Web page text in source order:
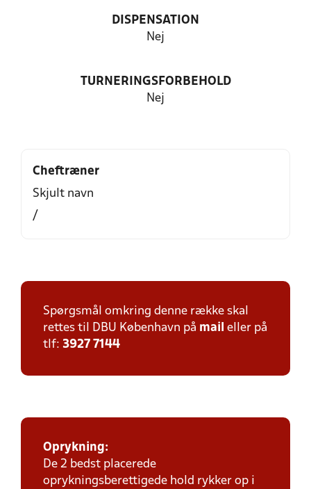
DISPENSATION
Nej
TURNERINGSFORBEHOLD
Nej
Cheftræner
Skjult navn
/
Spørgsmål omkring denne række skal
rettes til DBU København på mail eller på
tlf: 3927 7144
Oprykning:
De 2 bedst placerede
oprykningsberettigede hold rykker op i